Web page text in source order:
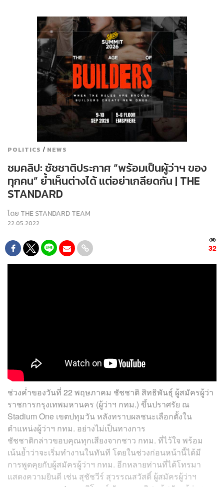
POLITICS / NEWS
ชมคลิป: ชัชชาติประกาศ “พร้อมเป็นผู้ว่าฯ ของ
ทุกคน” ย้ำเห็นต่างได้ แต่อย่าเกลียดกัน | THE
STANDARD
โดย THE STANDARD TEAM
22.05.2022
32
ช่วงค่ำของวันที่ 22 พฤษภาคม ชัชชาติ สิทธิพันธ์ุ ผู้สมัครผู้ว่า
ราชการกรุงเทพมหานคร (ผู้ว่าฯ กทม.) ขึ้นปราศรัย ณ
Stadium One เขตปทุมวัน หลังทราบผลชนะเลือกตั้งใน
ตำแหน่งผู้ว่าฯ กทม. อย่างไม่เป็นทางการ
ชัชชาติกล่าวขอบคุณทุกเสียงจากชาว กทม. ที่ไว้ใจ พร้อม
เน้นย้ำว่าจะเริ่มทำงานในทันที โดยในช่วงก่อนหน้านี้ได้มี
การพูดคุยกับผู้สมัครผู้ว่าฯ กทม. อีกหลายท่านที่ได้โทรมา
แสดงความยินดี เช่น สุชัชวีร์ สุวรรณสวัสดิ์ ผู้สมัครผู้ว่าฯ